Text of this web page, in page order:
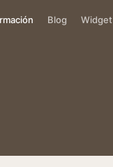
Blog Widget